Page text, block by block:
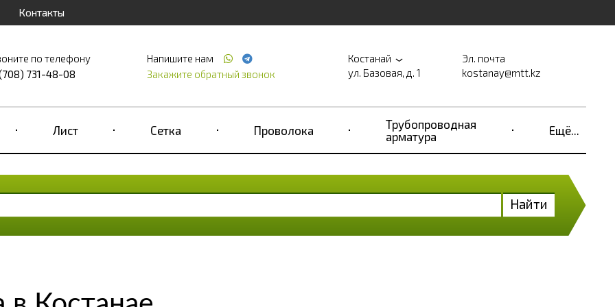
Контакты
по телефону
731-48-08
Напишите нам
Закажите обратный звонок
Костанай
ул. Базовая, д. 1
Эл. почта
kostanay@mtt.kz
Лист Сетка Проволока
Трубопроводная
арматура
Ещё...
Найти